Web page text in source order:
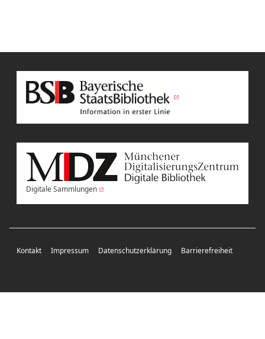
Digitale Sammlungen
Kontakt Impressum Datenschutzerklärung Barrierefreiheit